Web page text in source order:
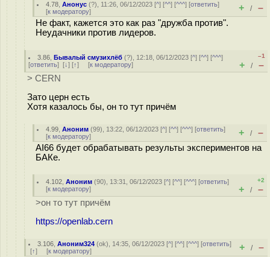
4.78 ,Анонус (?), 11:26, 06/12/2023 [^] [^^] [^^^] [ответить]
[к модератору] + / –
Не факт, кажется это как раз "дружба против".
Неудачники против лидеров.
3.86 ,Бывалый смузихлёб (?), 12:18, 06/12/2023 [^] [^^] [^^^]
[ответить] [↓] [↑] [к модератору]
–1
+ / –
> CERN
Зато церн есть
Хотя казалось бы, он то тут причём
4.99 ,Аноним (99), 13:22, 06/12/2023 [^] [^^] [^^^] [ответить]
[к модератору] + / –
AI66 будет обрабатывать результы экспериментов на
БАКе.
4.102 ,Аноним (90), 13:31, 06/12/2023 [^] [^^] [^^^] [ответить]
[к модератору]
+2
+ / –
>он то тут причём
https://openlab.cern
3.106 ,Аноним324 (ok), 14:35, 06/12/2023 [^] [^^] [^^^] [ответить]
[↑] [к модератору] + / –